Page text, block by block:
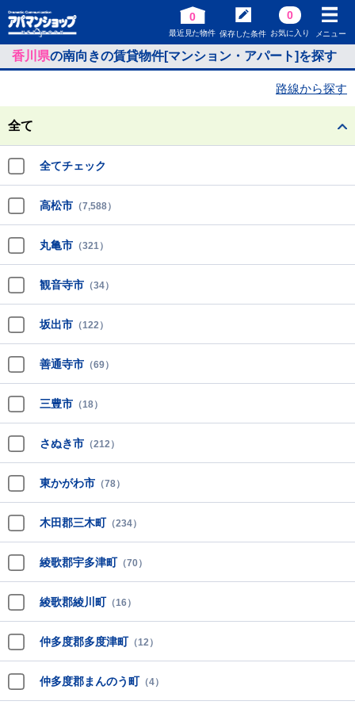
0
最近見た物件 保存した条件
0
お気に入り メニュー
香川県の南向きの賃貸物件[マンション・アパート]を探す
路線から探す
全て
全てチェック
高松市 （7,588）
丸亀市 （321）
観音寺市 （34）
坂出市 （122）
善通寺市 （69）
三豊市 （18）
さぬき市 （212）
東かがわ市 （78）
木田郡三木町 （234）
綾歌郡宇多津町 （70）
綾歌郡綾川町 （16）
仲多度郡多度津町 （12）
仲多度郡まんのう町 （4）